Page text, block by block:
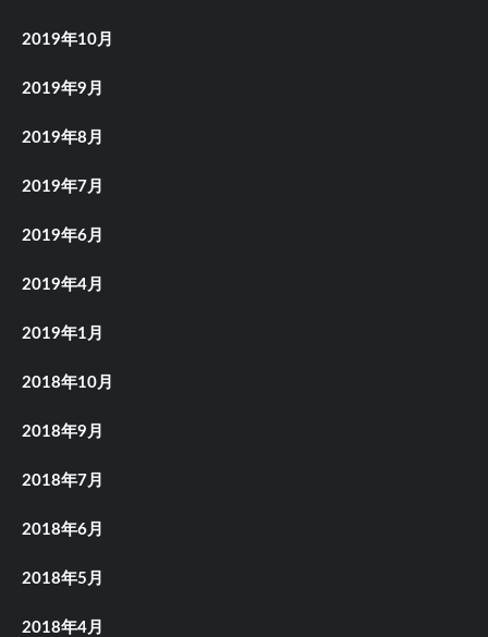
2019年10月
2019年9月
2019年8月
2019年7月
2019年6月
2019年4月
2019年1月
2018年10月
2018年9月
2018年7月
2018年6月
2018年5月
2018年4月